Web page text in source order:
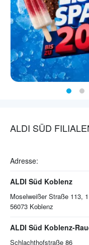
ALDI SÜD
Adresse:
ALDI Süd Koblenz
Moselweißer Straße 113,
56073 Koblenz
ALDI Süd Koblenz-
Schlachthofstraße 86